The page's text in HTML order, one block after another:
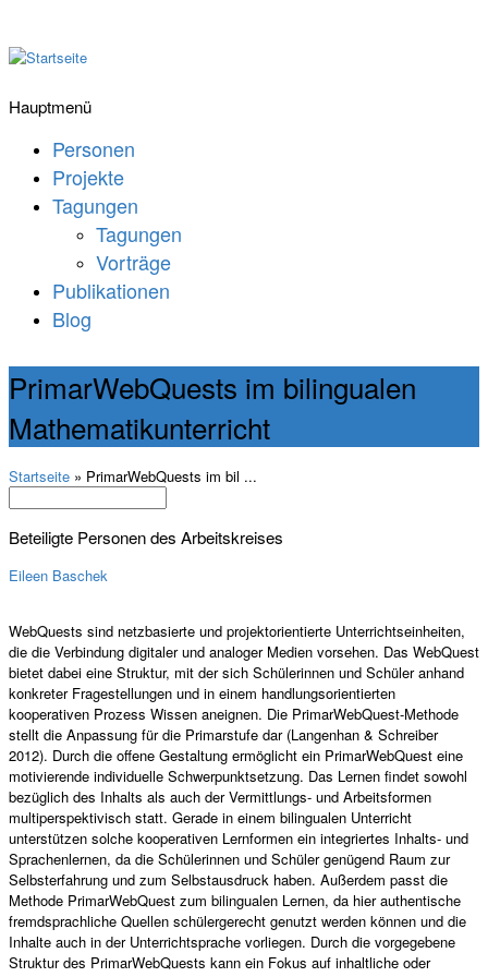
Hauptmenü
Personen
Projekte
Tagungen
Tagungen
Vorträge
Publikationen
Blog
PrimarWebQuests im bilingualen
Mathematikunterricht
Startseite » PrimarWebQuests im bil ...
Beteiligte Personen des Arbeitskreises
Eileen Baschek
WebQuests sind netzbasierte und projektorientierte Unterrichtseinheiten,
die die Verbindung digitaler und analoger Medien vorsehen. Das WebQuest
bietet dabei eine Struktur, mit der sich Schülerinnen und Schüler anhand
konkreter Fragestellungen und in einem handlungsorientierten
kooperativen Prozess Wissen aneignen. Die PrimarWebQuest-Methode
stellt die Anpassung für die Primarstufe dar (Langenhan & Schreiber
2012). Durch die offene Gestaltung ermöglicht ein PrimarWebQuest eine
motivierende individuelle Schwerpunktsetzung. Das Lernen findet sowohl
bezüglich des Inhalts als auch der Vermittlungs- und Arbeitsformen
multiperspektivisch statt. Gerade in einem bilingualen Unterricht
unterstützen solche kooperativen Lernformen ein integriertes Inhalts- und
Sprachenlernen, da die Schülerinnen und Schüler genügend Raum zur
Selbsterfahrung und zum Selbstausdruck haben. Außerdem passt die
Methode PrimarWebQuest zum bilingualen Lernen, da hier authentische
fremdsprachliche Quellen schülergerecht genutzt werden können und die
Inhalte auch in der Unterrichtsprache vorliegen. Durch die vorgegebene
Struktur des PrimarWebQuests kann ein Fokus auf inhaltliche oder